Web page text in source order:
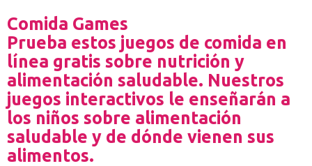
Comida Games
Prueba estos juegos de comida en
línea gratis sobre nutrición y
alimentación saludable. Nuestros
juegos interactivos le enseñarán a
los niños sobre alimentación
saludable y de dónde vienen sus
alimentos.